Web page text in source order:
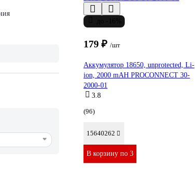
179 ₽ /шт
Аккумулятор 18650, unprotected, Li-
ion, 2000 mAH PROCONNECT 30-
2000-01
3.8
(96)
15640262
В корзину по 3